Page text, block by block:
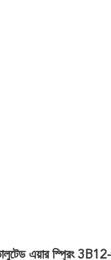
এয়ার স্প্রিং